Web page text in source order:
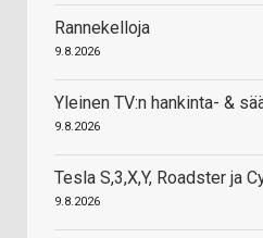
Rannekelloja
9.8.2026
Yleinen TV:n hankinta- &
9.8.2026
Tesla S,3,X,Y, Roadster ja
9.8.2026